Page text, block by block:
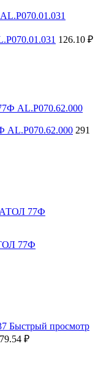
126.10 ₽
AL.P070.62.000 291
77Ф
Быстрый просмотр
79.54 ₽